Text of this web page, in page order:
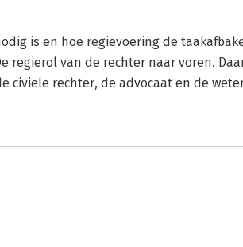
is en hoe regievoering de
regierol van de rechter naar voren.
civiele rechter, de advocaat en de